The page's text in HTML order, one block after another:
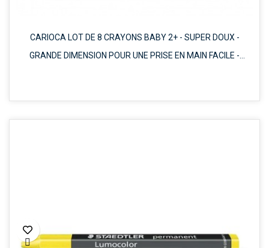
CARIOCA LOT DE 8 CRAYONS BABY 2+ - SUPER DOUX -
GRANDE DIMENSION POUR UNE PRISE EN MAIN FACILE -
